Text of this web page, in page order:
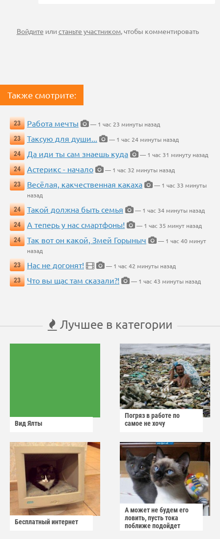
Войдите илистаньте участником, чтобы комментировать
Также смотрите:
23 Работа мечты
— 1 час 23 минуты назад
23
Таксую для души...
— 1 час 24 минуты назад
24
Да иди ты сам знаешь куда
— 1 час 31 минуту назад
24
Астерикс - начало
— 1 час 32 минуты назад
23
Весёлая, какчественная какаха
— 1 час 33 минуты
назад
24
Такой должна быть семья
— 1 час 34 минуты назад
24
А теперь у нас смартфоны!
— 1 час 35 минут назад
24
Так вот он какой, Змей Горыныч
— 1 час 40 минут
назад
23
Нас не догонят!
— 1 час 42 минуты назад
23
Что вы щас там сказали?! — 1 час 43 минуты назад
Лучшее в категории
Вид Ялты
Погряз в работе по
самое не хочу
Бесплатный интернет
А может не будем его
ловить, пусть тока
поближе подойдет